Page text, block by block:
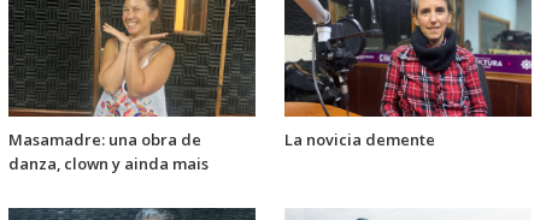
Masamadre: una obra de
danza, clown y ainda mais
La novicia demente